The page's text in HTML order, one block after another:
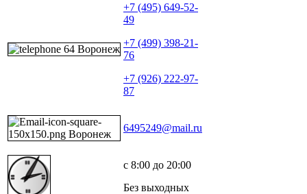
+7 (495) 649-52-
49
+7 (499) 398-21-
76
+7 (926) 222-97-
87
6495249@mail.ru
с 8:00 до 20:00
Без выходных